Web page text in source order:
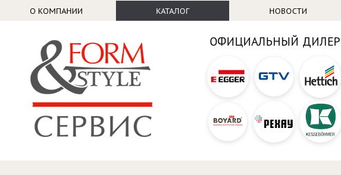
О КОМПАНИИ КАТАЛОГ НОВОСТИ
ОФИЦИАЛЬНЫЙ ДИЛЕР